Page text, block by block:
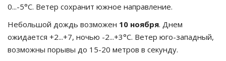
0...-5°C. Ветер сохранит южное направление.
Небольшой дождь возможен 10 ноября. Днем
ожидается +2...+7, ночью -2...+3°C. Ветер юго-западный,
возможны порывы до 15-20 метров в секунду.